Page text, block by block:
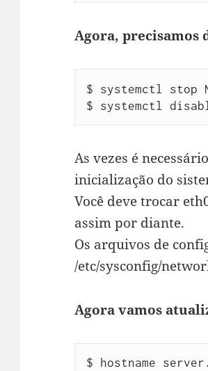
Agora, precisamos
$ systemctl stop
$ systemctl
As vezes é
inicialização do
Você deve trocar
assim por diante.
Os arquivos de
/etc/sysconfig/
Agora vamos